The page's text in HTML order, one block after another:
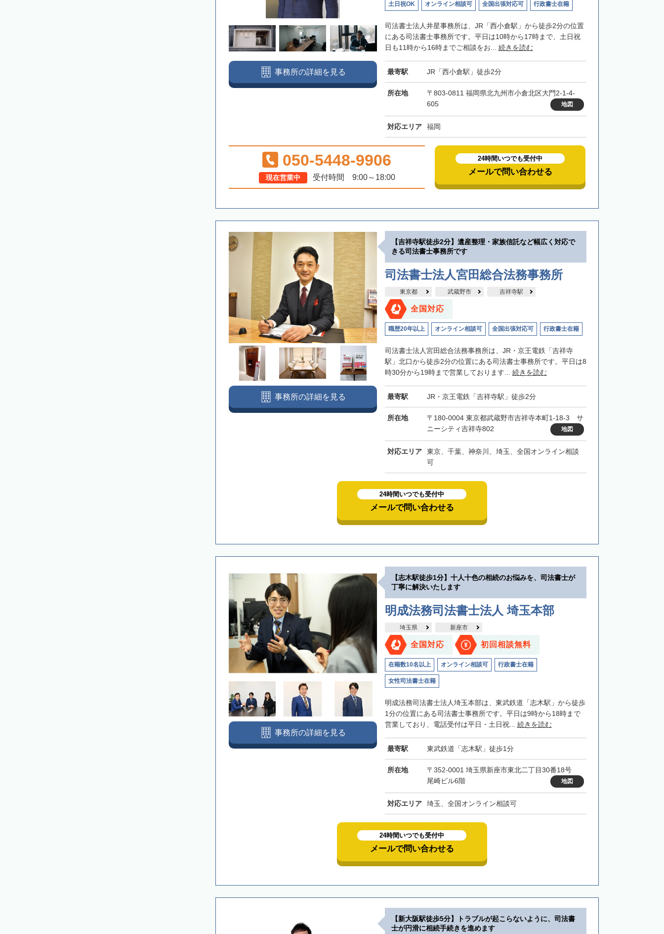
土日祝OK オンライン相談可 全国出張対応可 行政書士在籍
司法書士法人井星事務所は、JR「西小倉駅」から徒歩2分の位置
にある司法書士事務所です。平日は10時から17時まで、土日祝
日も11時から16時までご相談をお... 続きを読む
最寄駅 JR「西小倉駅」徒歩2分
所在地
〒803-0811 福岡県北九州市小倉北区大門2-1-4-
605
地図
対応エリア 福岡
事務所の詳細を見る
050-5448-9906
現在営業中 受付時間 9:00～18:00
24時間いつでも受付中
メールで問い合わせる
【吉祥寺駅徒歩2分】遺産整理・家族信託など幅広く対応で
きる司法書士事務所です
司法書士法人宮田総合法務事務所
東京都 武蔵野市 吉祥寺駅
全国対応
職歴20年以上 オンライン相談可 全国出張対応可 行政書士在籍
司法書士法人宮田総合法務事務所は、JR・京王電鉄「吉祥寺
駅」北口から徒歩2分の位置にある司法書士事務所です。平日は8
時30分から19時まで営業しております... 続きを読む
最寄駅 JR・京王電鉄「吉祥寺駅」徒歩2分
所在地
〒180-0004 東京都武蔵野市吉祥寺本町1-18-3 サ
ニーシティ吉祥寺802
地図
対応エリア
東京、千葉、神奈川、埼玉、全国オンライン相談
可
事務所の詳細を見る
24時間いつでも受付中
メールで問い合わせる
【志木駅徒歩1分】十人十色の相続のお悩みを、司法書士が
丁寧に解決いたします
明成法務司法書士法人 埼玉本部
埼玉県 新座市
全国対応 初回相談無料
在籍数10名以上 オンライン相談可 行政書士在籍
女性司法書士在籍
明成法務司法書士法人埼玉本部は、東武鉄道「志木駅」から徒歩
1分の位置にある司法書士事務所です。平日は9時から18時まで
営業しており、電話受付は平日・土日祝... 続きを読む
最寄駅 東武鉄道「志木駅」徒歩1分
所在地
〒352-0001 埼玉県新座市東北二丁目30番18号
尾崎ビル6階
地図
対応エリア 埼玉、全国オンライン相談可
事務所の詳細を見る
24時間いつでも受付中
メールで問い合わせる
【新大阪駅徒歩5分】トラブルが起こらないように、司法書
士が円滑に相続手続きを進めます